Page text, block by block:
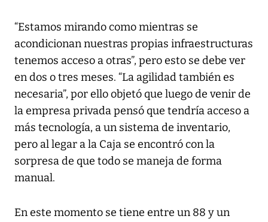
“Estamos mirando como mientras se
acondicionan nuestras propias infraestructuras
tenemos acceso a otras”, pero esto se debe ver
en dos o tres meses. “La agilidad también es
necesaria”, por ello objetó que luego de venir de
la empresa privada pensó que tendría acceso a
más tecnología, a un sistema de inventario,
pero al legar a la Caja se encontró con la
sorpresa de que todo se maneja de forma
manual.
En este momento se tiene entre un 88 y un